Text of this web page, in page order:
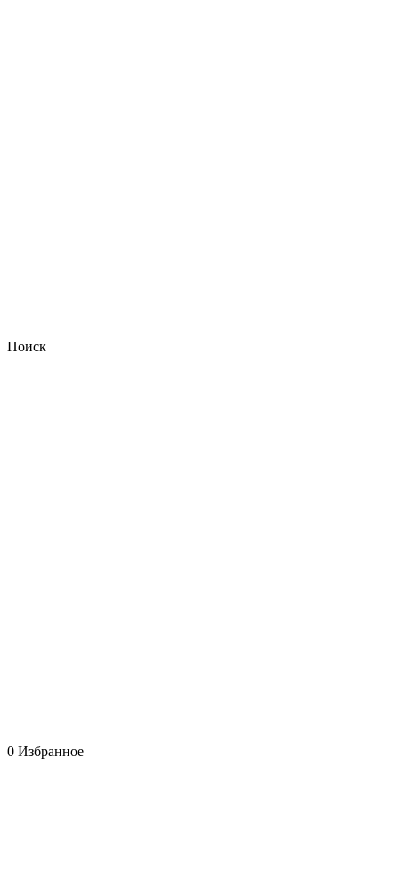
Поиск
0 Избранное